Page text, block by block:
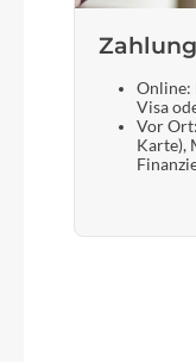
Online:
Visa
Vor
Karte),